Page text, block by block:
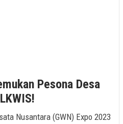
Pesona Desa
Nusantara (GWN) Expo 2023